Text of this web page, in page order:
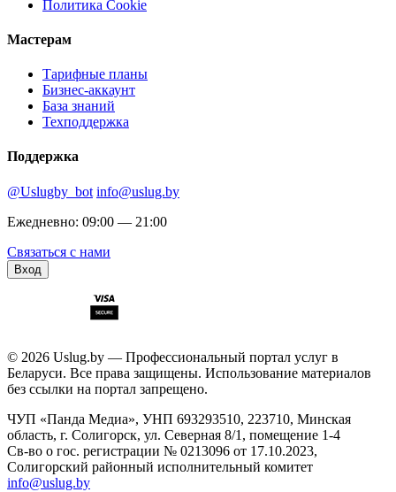
Политика Cookie
Мастерам
Тарифные планы
Бизнес-аккаунт
База знаний
Техподдержка
Поддержка
@Uslugby_bot info@uslug.by
Ежедневно: 09:00 — 21:00
Связаться с нами
Вход
© 2026 Uslug.by — Профессиональный портал услуг в
Беларуси. Все права защищены. Использование материалов
без ссылки на портал запрещено.
ЧУП «Панда Медиа», УНП 693293510, 223710, Минская
область, г. Солигорск, ул. Северная 8/1, помещение 1-4
Св-во о гос. регистрации № 0213096 от 17.10.2023,
Солигорский районный исполнительный комитет
info@uslug.by